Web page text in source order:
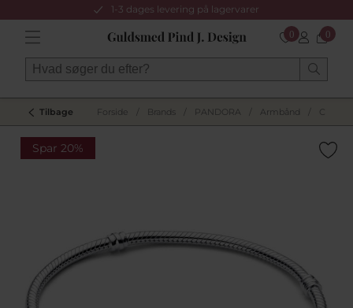
1-3 dages levering på lagervarer
0 0
Tilbage Forside Brands PANDORA Armbånd
Spar 20%